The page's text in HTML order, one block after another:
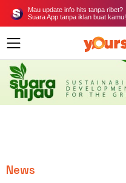
Mau update info hits tanpa ribet?
Suara App tanpa iklan buat kamu!
News